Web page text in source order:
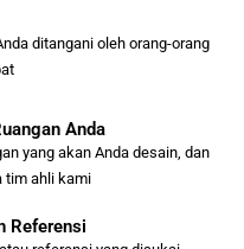
ditangani oleh orang-orang
Anda
yang akan Anda desain, dan
tim ahli kami
Referensi